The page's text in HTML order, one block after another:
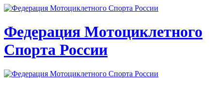
Федерация Мотоциклетного
Спорта России